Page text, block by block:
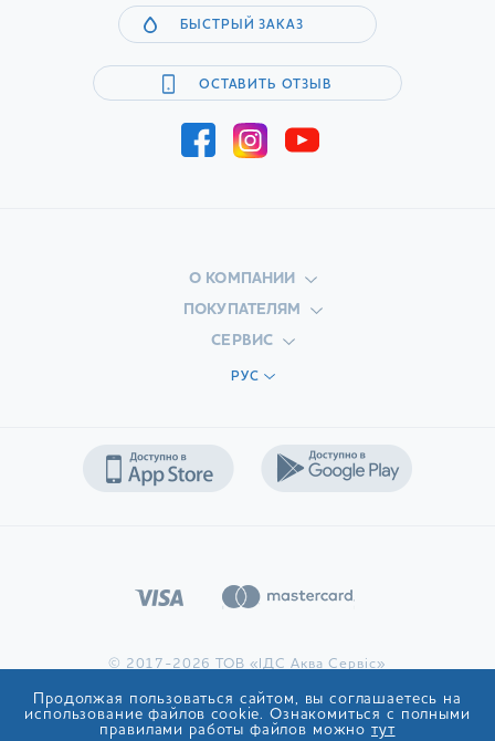
БЫСТРЫЙ ЗАКАЗ
ОСТАВИТЬ ОТЗЫВ
О КОМПАНИИ
ПОКУПАТЕЛЯМ
СЕРВИС
РУС
© 2017-2026 ТОВ «ІДС Аква Сервіс»
Продолжая пользоваться сайтом, вы соглашаетесь на
использование файлов cookie. Ознакомиться с полными
правилами работы файлов можно тут